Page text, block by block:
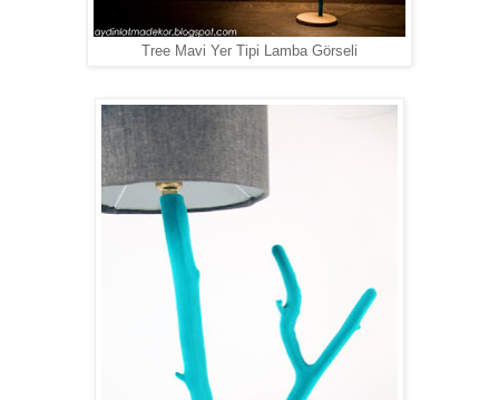
Tree Mavi Yer Tipi Lamba Görseli